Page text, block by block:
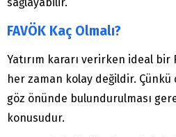
FAVÖK Kaç Olmalı?
Yatırım kararı verirken ideal bir
her zaman kolay değildir.
göz önünde bulundurulması
konusudur.